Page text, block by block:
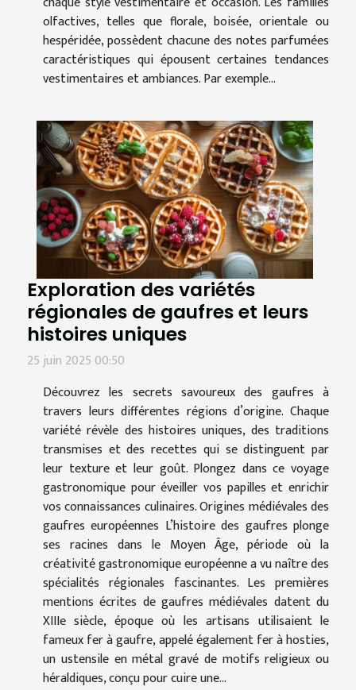
olfactives, telles que florale, boisée, orientale ou
hespéridée, possèdent chacune des notes parfumées
caractéristiques qui épousent certaines tendances
vestimentaires et ambiances. Par exemple...
Exploration des variétés
régionales de gaufres et leurs
histoires uniques
25 juin 2025 00:50
Découvrez les secrets savoureux des gaufres à
travers leurs différentes régions d’origine. Chaque
variété révèle des histoires uniques, des traditions
transmises et des recettes qui se distinguent par
leur texture et leur goût. Plongez dans ce voyage
gastronomique pour éveiller vos papilles et enrichir
vos connaissances culinaires. Origines médiévales des
gaufres européennes L’histoire des gaufres plonge
ses racines dans le Moyen Âge, période où la
créativité gastronomique européenne a vu naître des
spécialités régionales fascinantes. Les premières
mentions écrites de gaufres médiévales datent du
XIIIe siècle, époque où les artisans utilisaient le
fameux fer à gaufre, appelé également fer à hosties,
un ustensile en métal gravé de motifs religieux ou
héraldiques, conçu pour cuire une...